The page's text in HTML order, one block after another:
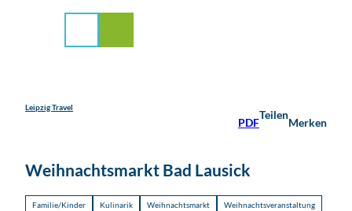
Leipzig Travel
PDF
Teilen
Merken
Weihnachtsmarkt Bad Lausick
Familie/Kinder Kulinarik Weihnachtsmarkt Weihnachtsveranstaltung